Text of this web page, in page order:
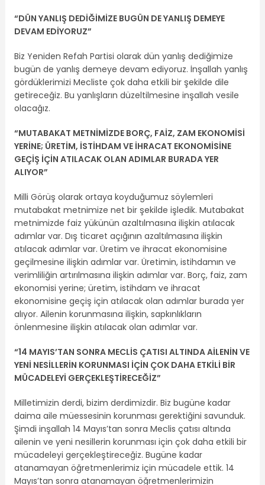
“DÜN YANLIŞ DEDİĞİMİZE BUGÜN DE YANLIŞ DEMEYE
DEVAM EDİYORUZ”
Biz Yeniden Refah Partisi olarak dün yanlış dediğimize
bugün de yanlış demeye devam ediyoruz. İnşallah yanlış
gördüklerimizi Mecliste çok daha etkili bir şekilde dile
getireceğiz. Bu yanlışların düzeltilmesine inşallah vesile
olacağız.
“MUTABAKAT METNİMİZDE BORÇ, FAİZ, ZAM EKONOMİSİ
YERİNE; ÜRETİM, İSTİHDAM VE İHRACAT EKONOMİSİNE
GEÇİŞ İÇİN ATILACAK OLAN ADIMLAR BURADA YER
ALIYOR”
Milli Görüş olarak ortaya koyduğumuz söylemleri
mutabakat metnimize net bir şekilde işledik. Mutabakat
metnimizde faiz yükünün azaltılmasına ilişkin atılacak
adımlar var. Dış ticaret açığının azaltılmasına ilişkin
atılacak adımlar var. Üretim ve ihracat ekonomisine
geçilmesine ilişkin adımlar var. Üretimin, istihdamın ve
verimliliğin artırılmasına ilişkin adımlar var. Borç, faiz, zam
ekonomisi yerine; üretim, istihdam ve ihracat
ekonomisine geçiş için atılacak olan adımlar burada yer
alıyor. Ailenin korunmasına ilişkin, sapkınlıkların
önlenmesine ilişkin atılacak olan adımlar var.
“14 MAYIS’TAN SONRA MECLİS ÇATISI ALTINDA AİLENİN VE
YENİ NESİLLERİN KORUNMASI İÇİN ÇOK DAHA ETKİLİ BİR
MÜCADELEYİ GERÇEKLEŞTİRECEĞİZ”
Milletimizin derdi, bizim derdimizdir. Biz bugüne kadar
daima aile müessesinin korunması gerektiğini savunduk.
Şimdi inşallah 14 Mayıs’tan sonra Meclis çatısı altında
ailenin ve yeni nesillerin korunması için çok daha etkili bir
mücadeleyi gerçekleştireceğiz. Bugüne kadar
atanamayan öğretmenlerimiz için mücadele ettik. 14
Mayıs’tan sonra atanamayan öğretmenlerimizin